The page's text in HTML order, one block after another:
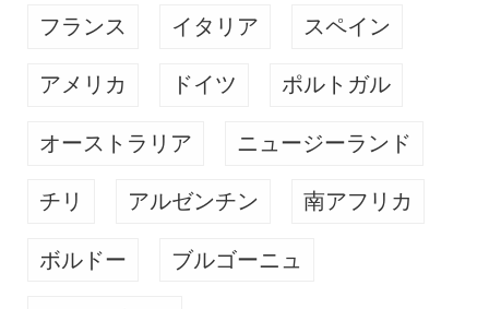
フランス イタリア スペイン
アメリカ ドイツ ポルトガル
オーストラリア ニュージーランド
チリ アルゼンチン 南アフリカ
ボルドー ブルゴーニュ